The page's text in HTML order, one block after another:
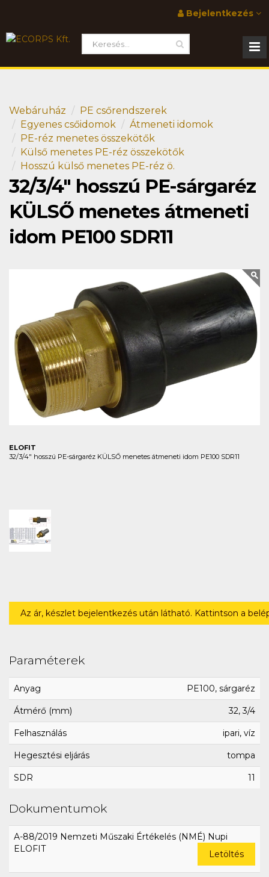
Bejelentkezés
Webáruház
PE csőrendszerek
Egyenes csőidomok
Átmeneti idomok
PE-réz menetes összekötők
Külső menetes PE-réz összekötők
Hosszú külső menetes PE-réz ö.
32/3/4" hosszú PE-sárgaréz
KÜLSŐ menetes átmeneti
idom PE100 SDR11
ELOFIT
32/3/4" hosszú PE-sárgaréz KÜLSŐ menetes átmeneti idom PE100 SDR11
Az ár, készlet bejelentkezés után látható. Kattintson a
Paraméterek
Anyag PE100, sárgaréz
Átmérő (mm) 32, 3/4
Felhasználás ipari, víz
Hegesztési eljárás tompa
SDR 11
Dokumentumok
A-88/2019 Nemzeti Műszaki Értékelés (NMÉ) Nupi
ELOFIT
Letöltés